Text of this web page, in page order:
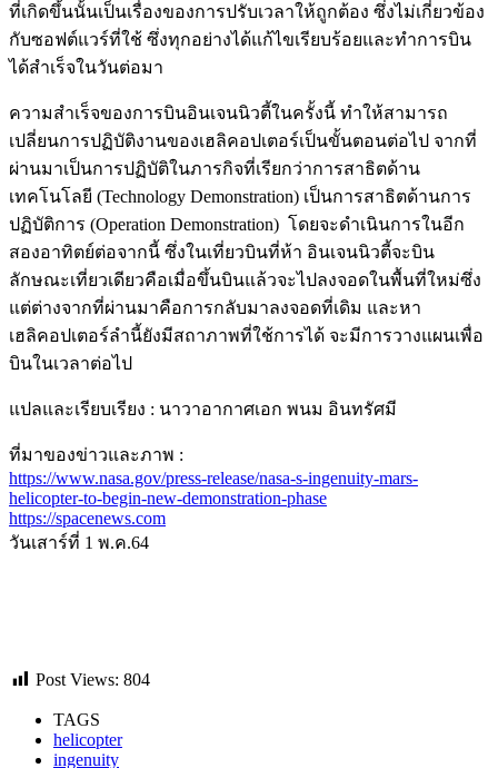
ที่เกิดขึ้นนั้นเป็นเรื่องของการปรับเวลาให้ถูกต้อง ซึ่งไม่เกี่ยวข้อง
กับซอฟต์แวร์ที่ใช้ ซึ่งทุกอย่างได้แก้ไขเรียบร้อยและทำการบิน
ได้สำเร็จในวันต่อมา
ความสำเร็จของการบินอินเจนนิวตี้ในครั้งนี้ ทำให้สามารถ
เปลี่ยนการปฏิบัติงานของเฮลิคอปเตอร์เป็นขั้นตอนต่อไป จากที่
ผ่านมาเป็นการปฏิบัติในภารกิจที่เรียกว่าการสาธิตด้าน
เทคโนโลยี (Technology Demonstration) เป็นการสาธิตด้านการ
ปฏิบัติการ (Operation Demonstration) โดยจะดำเนินการในอีก
สองอาทิตย์ต่อจากนี้ ซึ่งในเที่ยวบินที่ห้า อินเจนนิวตี้จะบิน
ลักษณะเที่ยวเดียวคือเมื่อขึ้นบินแล้วจะไปลงจอดในพื้นที่ใหม่ซึ่ง
แต่ต่างจากที่ผ่านมาคือการกลับมาลงจอดที่เดิม และหา
เฮลิคอปเตอร์ลำนี้ยังมีสถาภาพที่ใช้การได้ จะมีการวางแผนเพื่อ
บินในเวลาต่อไป
แปลและเรียบเรียง : นาวาอากาศเอก พนม อินทรัศมี
ที่มาของข่าวและภาพ :
https://www.nasa.gov/press-release/nasa-s-ingenuity-mars-
helicopter-to-begin-new-demonstration-phase
https://spacenews.com
วันเสาร์ที่ 1 พ.ค.64
Post Views: 804
TAGS
helicopter
ingenuity